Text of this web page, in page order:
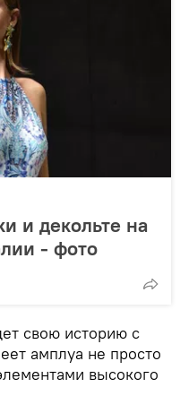
и декольте на
- фото
свою историю с
амплуа не просто
высокого